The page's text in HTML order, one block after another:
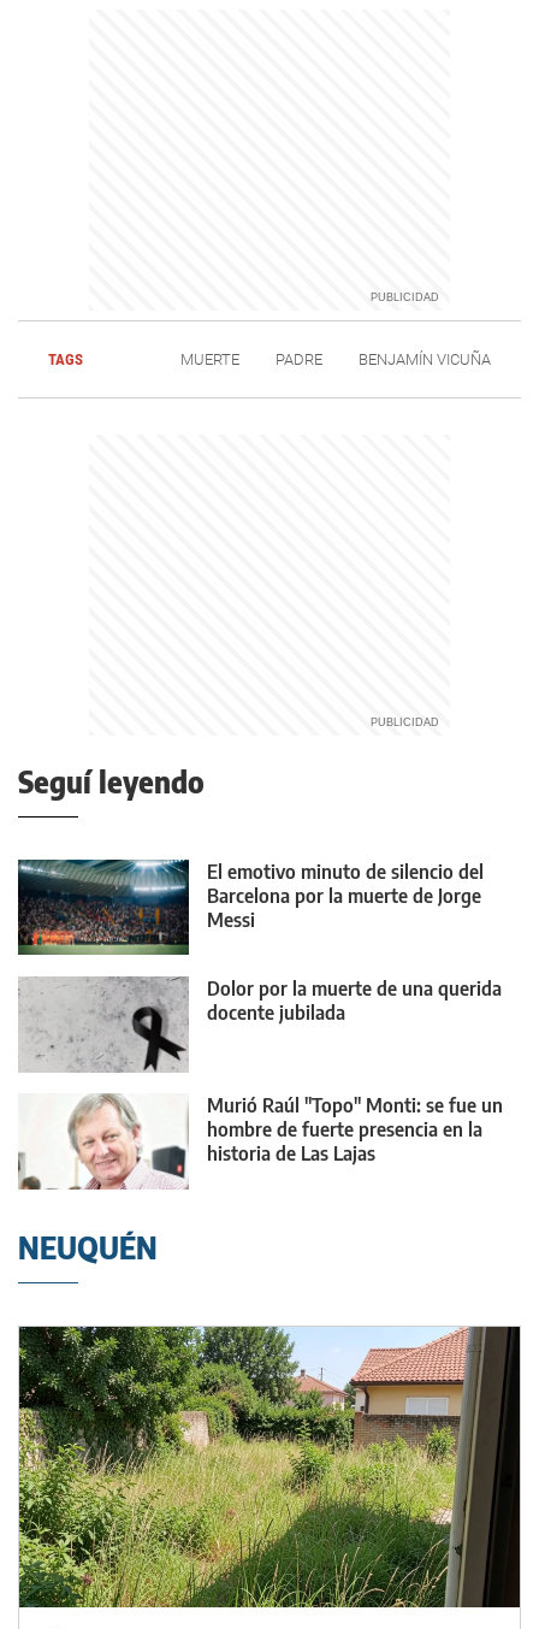
TAGS MUERTE PADRE BENJAMÍN VICUÑA
Seguí leyendo
El emotivo minuto de silencio del
Barcelona por la muerte de Jorge
Messi
Dolor por la muerte de una querida
docente jubilada
Murió Raúl "Topo" Monti: se fue un
hombre de fuerte presencia en la
historia de Las Lajas
NEUQUÉN